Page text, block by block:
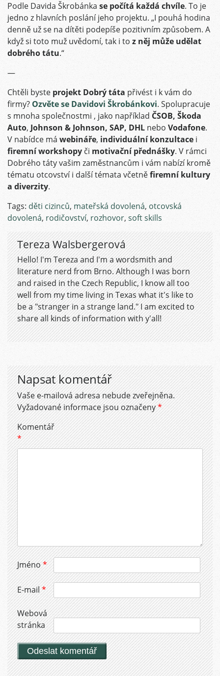
Podle Davida Škrobánka se počítá každá chvíle. To je
jedno z hlavních poslání jeho projektu. „I pouhá hodina
denně už se na dítěti podepíše pozitivním způsobem. A
když si toto muž uvědomí, tak i to z něj může udělat
dobrého tátu.“
—
Chtěli byste projekt Dobrý táta přivést i k vám do
firmy? Ozvěte se Davidovi Škrobánkovi. Spolupracuje
s mnoha společnostmi , jako například ČSOB, Škoda
Auto, Johnson & Johnson, SAP, DHL nebo Vodafone.
V nabídce má webináře, individuální konzultace i
firemní workshopy či motivační přednášky. V rámci
Dobrého táty vašim zaměstnancům i vám nabízí kromě
tématu otcovství i další témata včetněfiremní kultury
a diverzity.
Tags: děti cizinců, mateřská dovolená, otcovská
dovolená, rodičovství, rozhovor, soft skills
Tereza Walsbergerová
Hello! I'm Tereza and I'm a wordsmith and
literature nerd from Brno. Although I was born
and raised in the Czech Republic, I know all too
well from my time living in Texas what it's like to
be a "stranger in a strange land." I am excited to
share all kinds of information with y'all!
Napsat komentář
Vaše e-mailová adresa nebude zveřejněna.
Vyžadované informace jsou označeny*
Komentář
*
Jméno*
E-mail*
Webová
stránka